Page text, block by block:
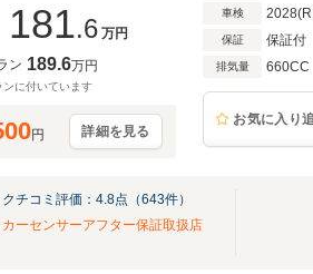
181.6 万円
ン 189.6万円
ンに付いています
円 詳細を見る
車検
保証 保証付
排気量 660CC
お気に入り
クチコミ評価： 4.8点（643件）
カーセンサーアフター保証取扱店